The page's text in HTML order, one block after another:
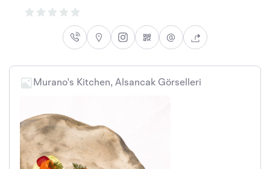
Murano's Kitchen, Alsancak Görselleri